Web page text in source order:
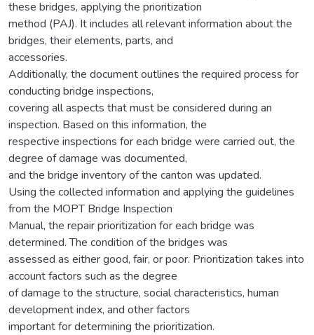
these bridges, applying the prioritization
method (PAJ). It includes all relevant information about the
bridges, their elements, parts, and
accessories.
Additionally, the document outlines the required process for
conducting bridge inspections,
covering all aspects that must be considered during an
inspection. Based on this information, the
respective inspections for each bridge were carried out, the
degree of damage was documented,
and the bridge inventory of the canton was updated.
Using the collected information and applying the guidelines
from the MOPT Bridge Inspection
Manual, the repair prioritization for each bridge was
determined. The condition of the bridges was
assessed as either good, fair, or poor. Prioritization takes into
account factors such as the degree
of damage to the structure, social characteristics, human
development index, and other factors
important for determining the prioritization.